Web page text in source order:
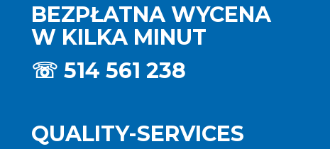
BEZPŁATNA WYCENA
W KILKA MINUT
☏ 514 561 238
QUALITY-SERVICES